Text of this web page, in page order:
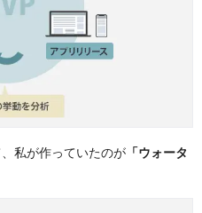
私が作っていたのが 「ウォータ